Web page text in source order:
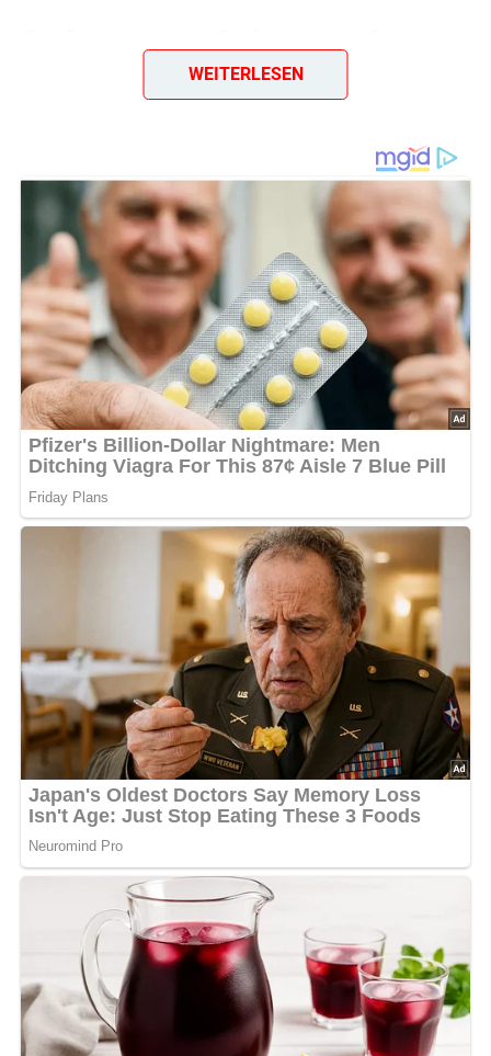
Schwarze-Johannisbeer-
Konfitüre – Ein
Schwarze-Johannisbeer-Konfitüre
ist eine köstliche und
fruchtige Marmelade, die sich perfekt für das
Frühstücksbrot, zum Backen oder als Beilage zu Desserts
eignet. Mit ihrer intensiven Farbe und dem leicht
säuerlichen Geschmack ist diese Konfitüre ein Klassiker,
der sich gut für die Vorratshaltung eignet. Dieses Rezept
stammt aus dem Jahr 1986 und verwendet nur drei
einfache Zutaten: Johannisbeeren, Wasser und Zucker.
Die Zubereitung ist unkompliziert und erfordert nur ein
wenig Geduld beim Einkochen der Früchte. Wenn die
Konfitüre die richtige Konsistenz erreicht hat, kann sie in
Gläser gefüllt und bis zum Verzehr aufbewahrt werden.
Eine perfekte Möglichkeit, die süßen Sommerfrüchte das
ganze Jahr über zu genießen!
Schwarze-Johannisbeer-Konfitüre © Bildagentur PantherMedia / zoryanchik
WEITERLESEN